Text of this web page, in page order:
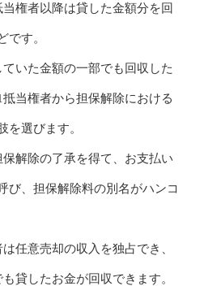
権者以降は貸した金額分を回
です。
いた金額の一部でも回収した
当権者から担保解除における
を選びます。
解除の了承を得て、お支払い
び、担保解除料の別名がハンコ
任意売却の収入を独占でき、
貸したお金が回収できます。